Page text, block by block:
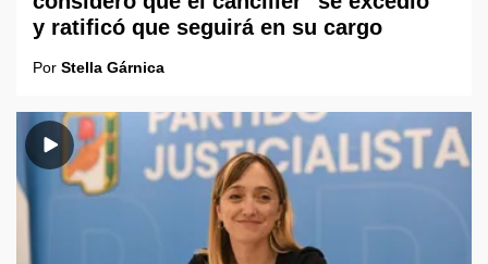
y ratificó que seguirá en su cargo
Por Stella Gárnica